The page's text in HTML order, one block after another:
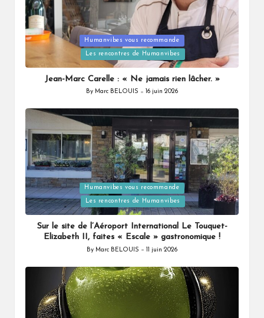
Posted
Humanvibes vous recommande
Les rencontres de Humanvibes
Jean-Marc Carelle : « Ne jamais rien lâcher. »
Posted
By Marc BELOUIS 16 juin 2026
Posted
in
Humanvibes vous recommande
Les rencontres de Humanvibes
Sur le site de l’Aéroport International Le Touquet-
Elizabeth II, faites « Escale » gastronomique !
Posted
By Marc BELOUIS 11 juin 2026